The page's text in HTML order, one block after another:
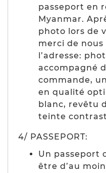
passeport en
Myanmar.
photo lors de
merci de
l’adresse:
accompagné
commande,
en qualité
blanc, revêtu
teinte
4/ PASSEPORT:
Un passeport
être d’au